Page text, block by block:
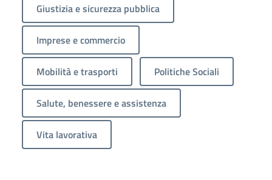
Giustizia e sicurezza pubblica
Imprese e commercio
Mobilità e trasporti Politiche Sociali
Salute, benessere e assistenza
Vita lavorativa